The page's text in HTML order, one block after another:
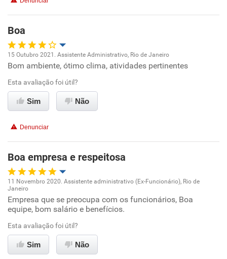
Benefícios
Recomenda esta empresa
Boa
Oportunidade de promoção
Ambiente de trabalho
Benefícios
Recomenda esta empresa
15 Outubro 2021. Assistente Administrativo, Rio de Janeiro
Bom ambiente, ótimo clima, atividades pertinentes
Esta avaliação foi útil?
Sim Não
Denunciar
Boa empresa e respeitosa
Oportunidade de promoção
Conciliação com a vida familiar
11 Novembro 2020. Assistente administrativo (Ex-Funcionário), Rio de
Janeiro
Empresa que se preocupa com os funcionários, Boa
equipe, bom salário e benefícios.
Esta avaliação foi útil?
Sim Não